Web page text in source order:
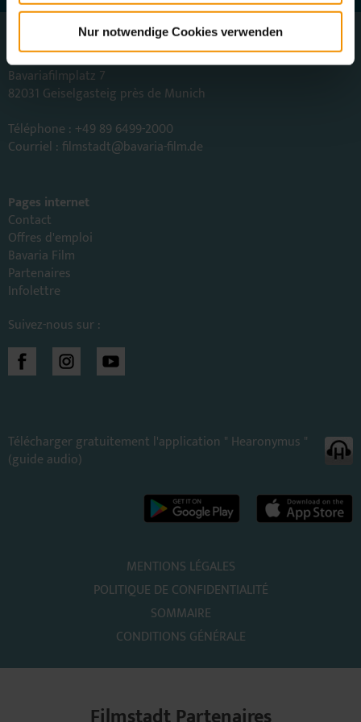
Nur notwendige Cookies verwenden
Bavaria Filmstadt
Bavaria Film GmbH
Bavariafilmplatz 7
82031 Geiselgasteig près de Munich
Téléphone : +49 89 6499-2000
Courriel : filmstadt@bavaria-film.de
Pages internet
Contact
Offres d'emploi
Bavaria Film
Partenaires
Infolettre
Suivez-nous sur :
Télécharger gratuitement l'application " Hearonymus "
(guide audio)
MENTIONS LÉGALES
POLITIQUE DE CONFIDENTIALITÉ
SOMMAIRE
CONDITIONS GÉNÉRALE